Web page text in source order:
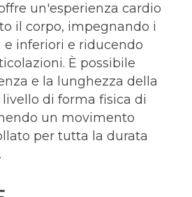
un'esperienza cardio
il corpo, impegnando i
inferiori e riducendo
È possibile
e la lunghezza della
di forma fisica di
un movimento
per tutta la durata